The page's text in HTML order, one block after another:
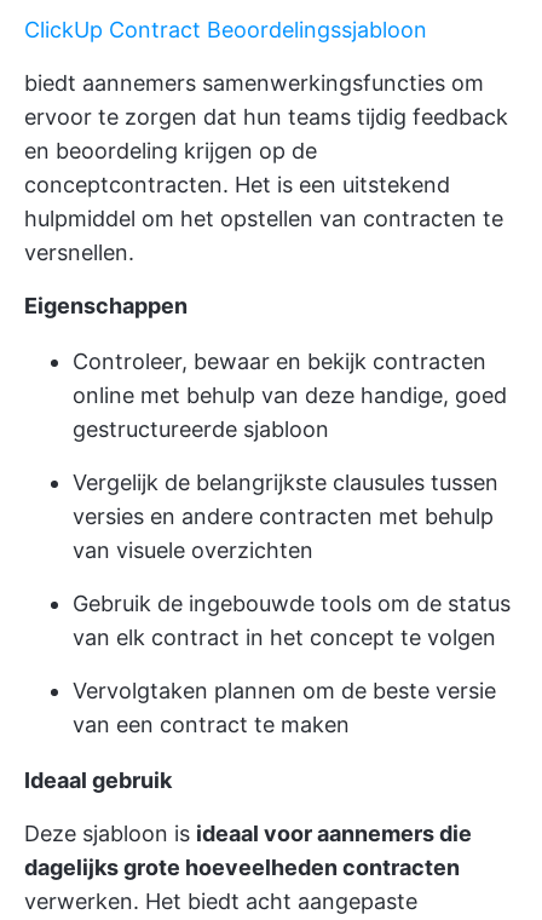
ClickUp Contract Beoordelingssjabloon
biedt aannemers samenwerkingsfuncties om
ervoor te zorgen dat hun teams tijdig feedback
en beoordeling krijgen op de
conceptcontracten. Het is een uitstekend
hulpmiddel om het opstellen van contracten te
versnellen.
Eigenschappen
Controleer, bewaar en bekijk contracten
online met behulp van deze handige, goed
gestructureerde sjabloon
Vergelijk de belangrijkste clausules tussen
versies en andere contracten met behulp
van visuele overzichten
Gebruik de ingebouwde tools om de status
van elk contract in het concept te volgen
Vervolgtaken plannen om de beste versie
van een contract te maken
Ideaal gebruik
Deze sjabloon is ideaal voor aannemers die
dagelijks grote hoeveelheden contracten
verwerken. Het biedt acht aangepaste